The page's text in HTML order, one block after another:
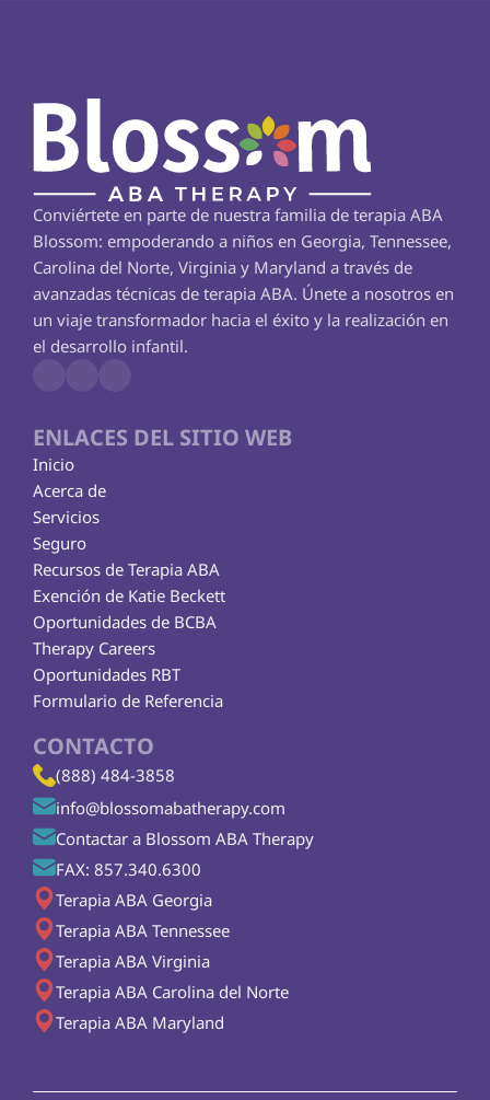
Conviértete en parte de nuestra familia de terapia ABA
Blossom: empoderando a niños en Georgia, Tennessee,
Carolina del Norte, Virginia y Maryland a través de
avanzadas técnicas de terapia ABA. Únete a nosotros en
un viaje transformador hacia el éxito y la realización en
el desarrollo infantil.
ENLACES DEL SITIO WEB
Inicio
Acerca de
Servicios
Seguro
Exención de Katie Beckett
Recursos de Terapia ABA
Therapy Careers
Oportunidades de BCBA
Oportunidades RBT
Formulario de Referencia
CONTACTO
(888) 484-3858
info@blossomabatherapy.com
Contactar a Blossom ABA Therapy
FAX: 857.340.6300
Terapia ABA Georgia
Terapia ABA Tennessee
Terapia ABA Virginia
Terapia ABA Carolina del Norte
Terapia ABA Maryland